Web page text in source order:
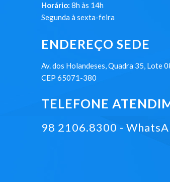
Horário: 8h às 14h
Segunda à sexta-feira
ENDEREÇO SEDE
Av. dos Holandeses, Quadra 35, Lote
CEP 65071-380
TELEFONE
98 2106.8300 -